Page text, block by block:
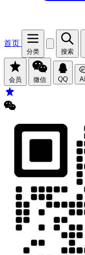
首页
分类 搜索
会员 微信 QQ AI